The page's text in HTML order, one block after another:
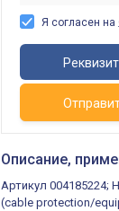
Я согласен на
Описание,
Артикул 004185224;
(cable protection/